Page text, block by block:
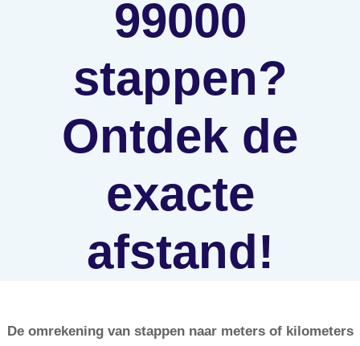
99000
stappen?
Ontdek de
exacte
afstand!
De omrekening van stappen naar meters of kilometers